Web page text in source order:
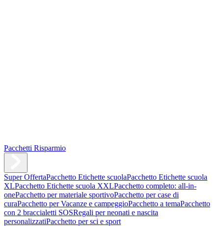
Pacchetti Risparmio
Super OffertaPacchetto Etichette scuolaPacchetto Etichette scuola
XLPacchetto Etichette scuola XXLPacchetto completo: all-in-
onePacchetto per materiale sportivoPacchetto per case di
curaPacchetto per Vacanze e campeggioPacchetto a temaPacchetto
con 2 braccialetti SOSRegali per neonati e nascita
personalizzatiPacchetto per sci e sport